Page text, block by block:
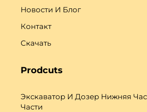
Новости И Блог
Контакт
Скачать
Prodcuts
Экскаватор И Дозер Нижняя
Части